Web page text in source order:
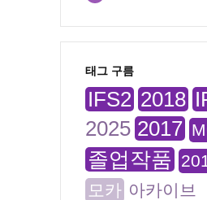
태그 구름
IFS2 2018
2025 2017
졸업작품
모카 아카이브